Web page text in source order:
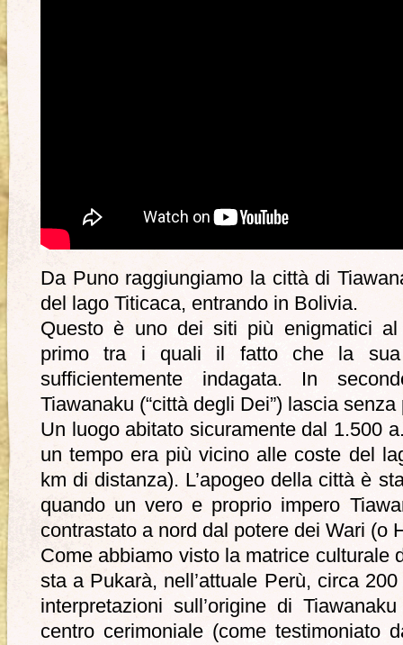
Da Puno raggiungiamo la città di
del lago Titicaca, entrando in Bolivia.
Questo è uno dei siti più enigmatici
primo tra i quali il fatto che la sua
sufficientemente indagata. In
Tiawanaku (“città degli Dei”) lascia senza
Un luogo abitato sicuramente dal 1.500
un tempo era più vicino alle coste del
km di distanza). L’apogeo della città è
quando un vero e proprio impero
contrastato a nord dal potere dei Wari (o
Come abbiamo visto la matrice culturale
sta a Pukarà, nell’attuale Perù, circa
interpretazioni sull’origine di
centro cerimoniale (come testimoniato